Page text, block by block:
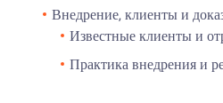
Внедрение, клиенты и
Известные клиенты и
Практика внедрения и